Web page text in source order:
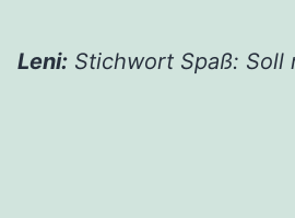
Leni: Stichwort Spaß: